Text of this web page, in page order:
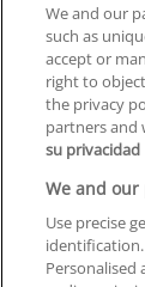
We and our
such as
accept or
right to
the privacy
partners and
su privacidad
We and
Use precise
Personalised